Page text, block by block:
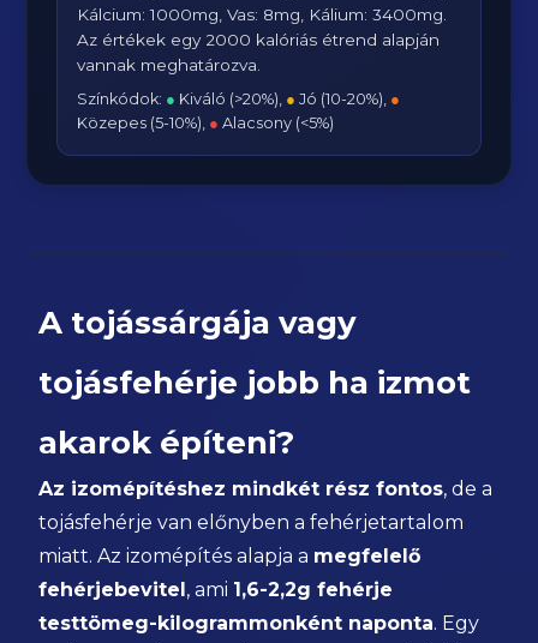
Kálcium: 1000mg, Vas: 8mg, Kálium: 3400mg.
Az értékek egy 2000 kalóriás étrend alapján
vannak meghatározva.
Színkódok: ● Kiváló (>20%), ● Jó (10-20%), ●
Közepes (5-10%), ● Alacsony (<5%)
A tojássárgája vagy
tojásfehérje jobb ha izmot
akarok építeni?
Az izomépítéshez mindkét rész fontos, de a
tojásfehérje van előnyben a fehérjetartalom
miatt. Az izomépítés alapja a megfelelő
fehérjebevitel, ami 1,6-2,2g fehérje
testtömeg-kilogrammonként naponta. Egy